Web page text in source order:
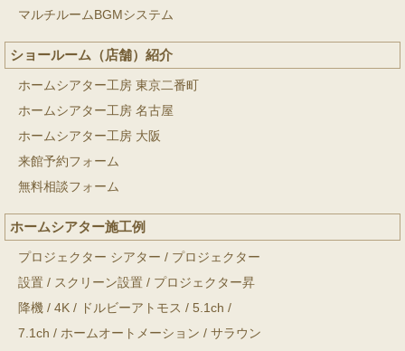
マルチルームBGMシステム
ショールーム（店舗）紹介
ホームシアター工房 東京二番町
ホームシアター工房 名古屋
ホームシアター工房 大阪
来館予約フォーム
無料相談フォーム
ホームシアター施工例
プロジェクター シアター / プロジェクター
設置 / スクリーン設置 / プロジェクター昇
降機 / 4K / ドルビーアトモス / 5.1ch /
7.1ch / ホームオートメーション / サラウン